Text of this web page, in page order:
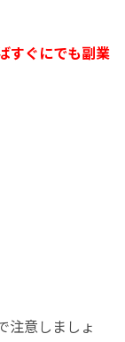
すぐにでも副業
注意しましょ